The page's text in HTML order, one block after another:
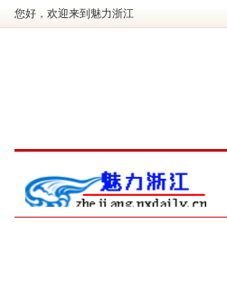
您好，欢迎来到魅力浙江